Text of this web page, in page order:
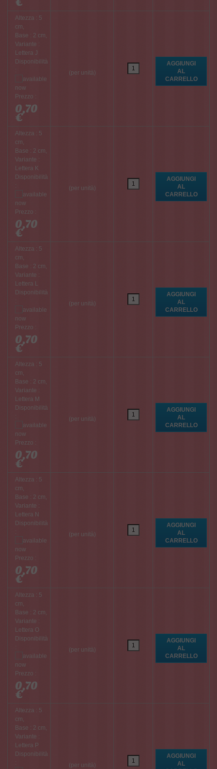
Altezza : 5
cm,
Base : 2 cm,
Variante :
Lettera J
Disponibilità
:
Prezzo :
0,70
€
(per unità)
Altezza : 5
cm,
Base : 2 cm,
Variante :
Lettera K
Disponibilità
:
Prezzo :
0,70
€
(per unità)
Altezza : 5
cm,
Base : 2 cm,
Variante :
Lettera L
Disponibilità
:
Prezzo :
0,70
€
(per unità)
Altezza : 5
cm,
Base : 2 cm,
Variante :
Lettera M
Disponibilità
:
Prezzo :
0,70
€
(per unità)
Altezza : 5
cm,
Base : 2 cm,
Variante :
Lettera N
Disponibilità
:
Prezzo :
0,70
€
(per unità)
Altezza : 5
cm,
Base : 2 cm,
Variante :
Lettera O
Disponibilità
:
Prezzo :
0,70
€
(per unità)
Altezza : 5
cm,
Base : 2 cm,
Variante :
Lettera P
Disponibilità
:
(per unità)